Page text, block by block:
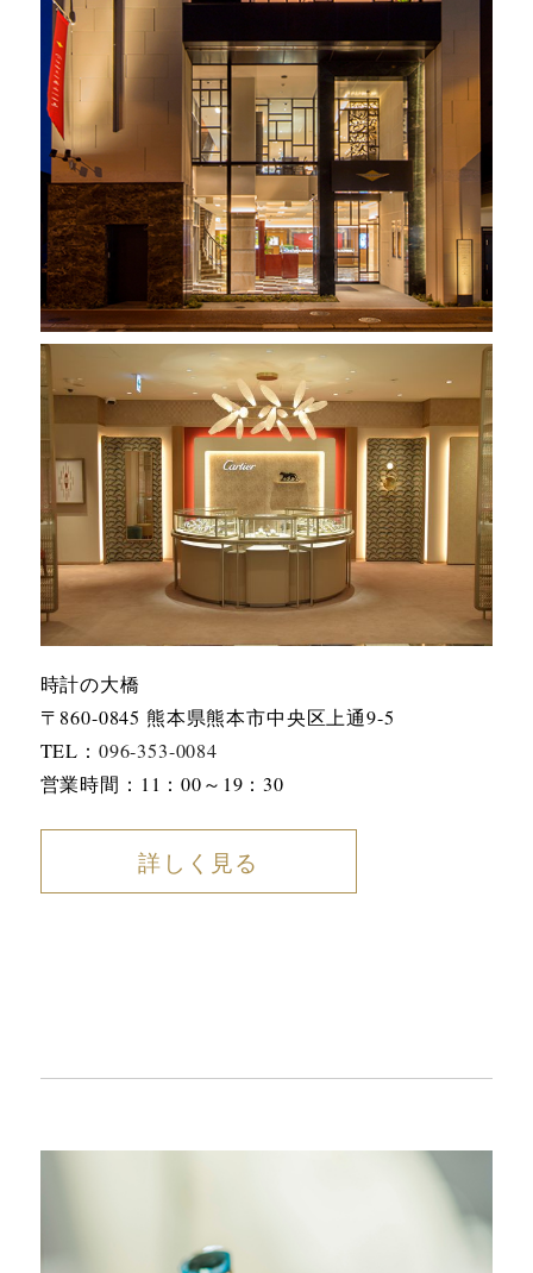
時計の大橋
〒860-0845 熊本県熊本市中央区上通9-5
TEL： 096-353-0084
営業時間：11：00～19：30
詳しく見る